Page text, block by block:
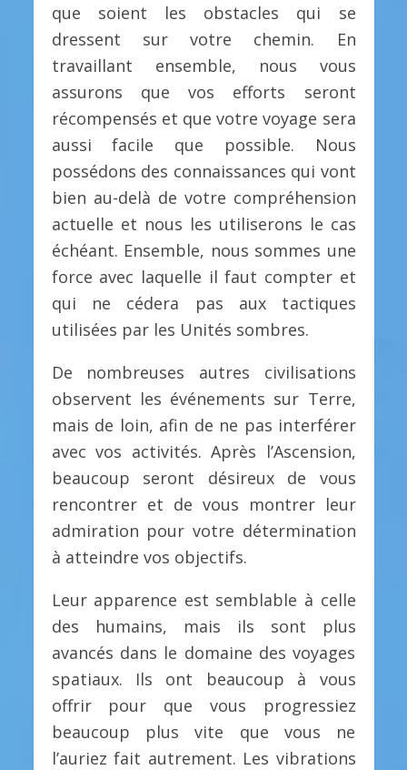
que soient les obstacles qui se
dressent sur votre chemin. En
travaillant ensemble, nous vous
assurons que vos efforts seront
récompensés et que votre voyage sera
aussi facile que possible. Nous
possédons des connaissances qui vont
bien au-delà de votre compréhension
actuelle et nous les utiliserons le cas
échéant. Ensemble, nous sommes une
force avec laquelle il faut compter et
qui ne cédera pas aux tactiques
utilisées par les Unités sombres.
De nombreuses autres civilisations
observent les événements sur Terre,
mais de loin, afin de ne pas interférer
avec vos activités. Après l’Ascension,
beaucoup seront désireux de vous
rencontrer et de vous montrer leur
admiration pour votre détermination
à atteindre vos objectifs.
Leur apparence est semblable à celle
des humains, mais ils sont plus
avancés dans le domaine des voyages
spatiaux. Ils ont beaucoup à vous
offrir pour que vous progressiez
beaucoup plus vite que vous ne
l’auriez fait autrement. Les vibrations